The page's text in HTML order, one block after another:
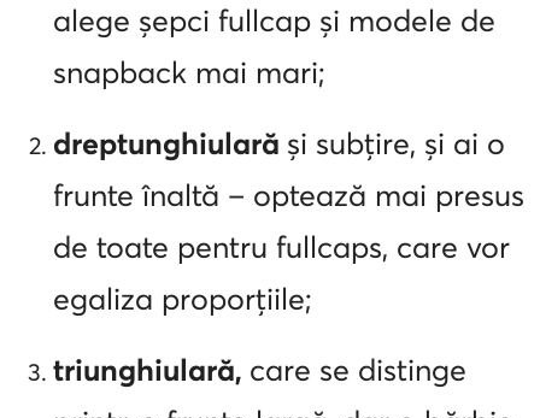
alege șepci fullcap și modele de
snapback mai mari;
dreptunghiulară și subțire, și ai o
frunte înaltă – optează mai presus
de toate pentru fullcaps, care vor
egaliza proporțiile;
triunghiulară, care se distinge